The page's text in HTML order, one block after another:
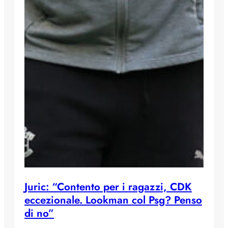
Juric: “Contento per i ragazzi, CDK
eccezionale. Lookman col Psg? Penso
di no”